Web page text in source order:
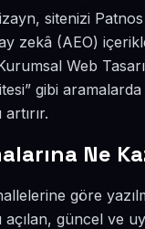
sitenizi
zekâ (AEO)
Web
gibi aramalarda
Ne
göre
açılan, güncel ve